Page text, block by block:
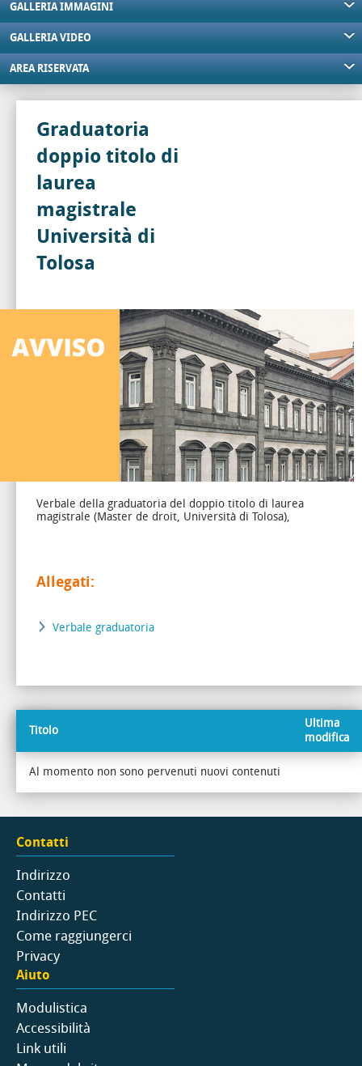
GALLERIA IMMAGINI
GALLERIA VIDEO
AREA RISERVATA
Graduatoria
doppio titolo di
laurea
magistrale
Università di
Tolosa
Verbale della graduatoria del doppio titolo di laurea
magistrale (Master de droit, Università di Tolosa),
Allegati:
Verbale graduatoria
Titolo
Ultima
modifica
Al momento non sono pervenuti nuovi contenuti
Contatti
Indirizzo
Contatti
Indirizzo PEC
Come raggiungerci
Privacy
Aiuto
Modulistica
Accessibilità
Link utili